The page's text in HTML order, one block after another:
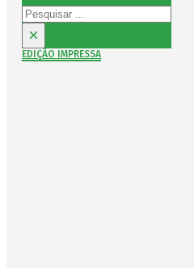
Pesquisar
×
EDIÇÃO IMPRESSA